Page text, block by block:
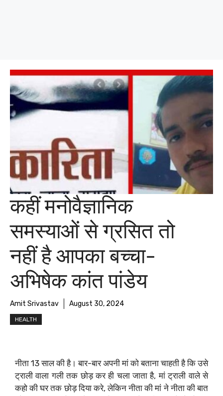
कहीं मनोवैज्ञानिक
समस्याओं से ग्रसित तो
नहीं है आपका बच्चा-
अभिषेक कांत पांडेय
Amit Srivastav August 30, 2024
HEALTH
नीता 13 साल की है। बार-बार अपनी मां को बताना चाहती है कि उसे
ट्राली वाला गली तक छोड़ कर ही चला जाता है, मां ट्राली वाले से
कहो की घर तक छोड़ दिया करे, लेकिन नीता की मां ने नीता की बात